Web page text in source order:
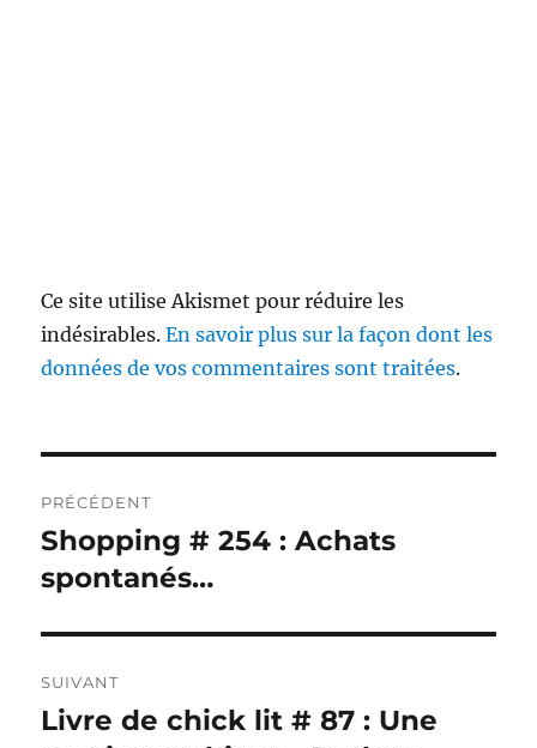
Ce site utilise Akismet pour réduire les
indésirables.En savoir plus sur la façon dont les
données de vos commentaires sont traitées.
de
l’article
PRÉCÉDENT
Publication
précédente :
Shopping # 254 : Achats
spontanés…
SUIVANT
Publication
Livre de chick lit # 87 : Une